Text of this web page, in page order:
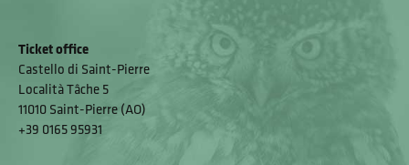
Ticket office
Castello di Saint-Pierre
Località Tâche 5
11010 Saint-Pierre (AO)
+39 0165 95931